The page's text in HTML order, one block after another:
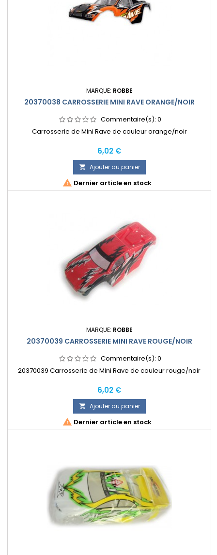
MARQUE: ROBBE
20370038 CARROSSERIE MINI RAVE ORANGE/NOIR
Commentaire(s): 0
Carrosserie de Mini Rave de couleur orange/noir
Prix
6,02 €
 Ajouter au panier
 Dernier article en stock
MARQUE: ROBBE
20370039 CARROSSERIE MINI RAVE ROUGE/NOIR
Commentaire(s): 0
20370039 Carrosserie de Mini Rave de couleur rouge/noir
Prix
6,02 €
 Ajouter au panier
 Dernier article en stock